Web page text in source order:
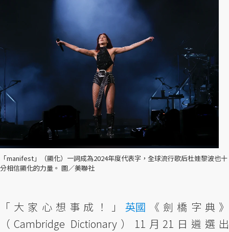
「manifest」（顯化）一詞成為2024年度代表字，全球流行歌后杜娃黎波也十
分相信顯化的力量。 圖／美聯社
「大家心想事成！」 英國 《劍橋字典》
（Cambridge Dictionary）11月21日遴選出